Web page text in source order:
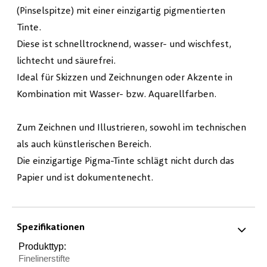
(Pinselspitze) mit einer einzigartig pigmentierten
Tinte.
Diese ist schnelltrocknend, wasser- und wischfest,
lichtecht und säurefrei.
Ideal für Skizzen und Zeichnungen oder Akzente in
Kombination mit Wasser- bzw. Aquarellfarben.
Zum Zeichnen und Illustrieren, sowohl im technischen
als auch künstlerischen Bereich.
Die einzigartige Pigma-Tinte schlägt nicht durch das
Papier und ist dokumentenecht.
Spezifikationen
Produkttyp:
Finelinerstifte